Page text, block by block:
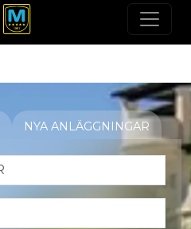
NYA ANLÄGGNINGAR